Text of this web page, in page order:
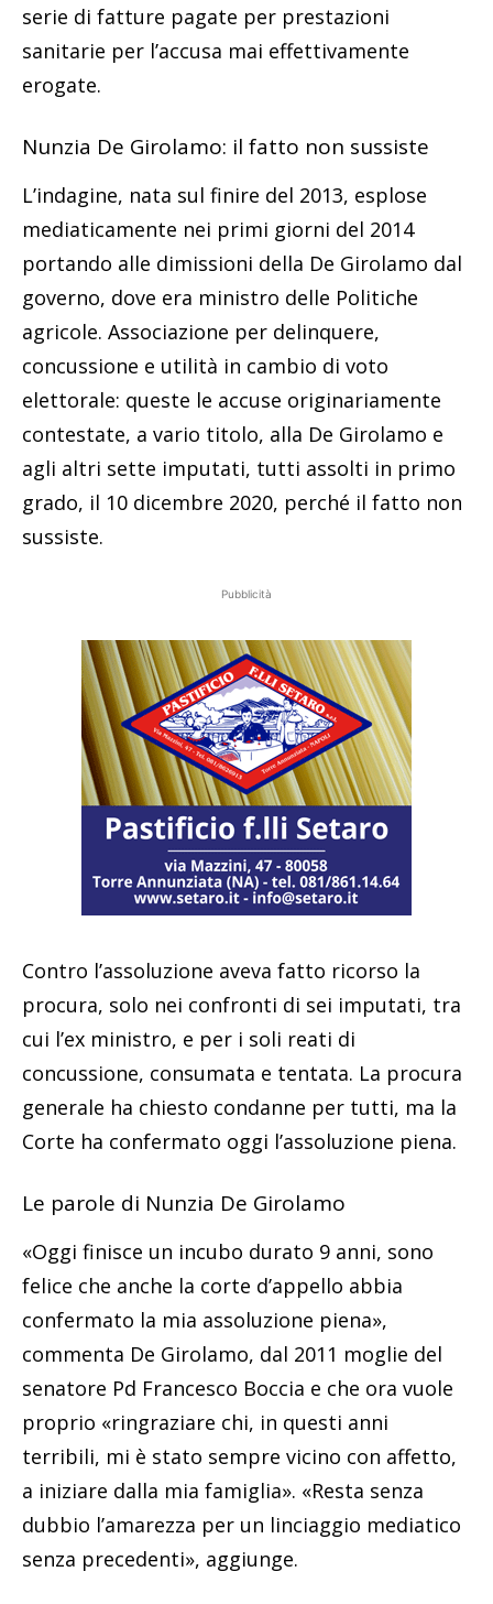
serie di fatture pagate per prestazioni
sanitarie per l’accusa mai effettivamente
erogate.
Nunzia De Girolamo: il fatto non sussiste
L’indagine, nata sul finire del 2013, esplose
mediaticamente nei primi giorni del 2014
portando alle dimissioni della De Girolamo dal
governo, dove era ministro delle Politiche
agricole. Associazione per delinquere,
concussione e utilità in cambio di voto
elettorale: queste le accuse originariamente
contestate, a vario titolo, alla De Girolamo e
agli altri sette imputati, tutti assolti in primo
grado, il 10 dicembre 2020, perché il fatto non
sussiste.
Pubblicità
Contro l’assoluzione aveva fatto ricorso la
procura, solo nei confronti di sei imputati, tra
cui l’ex ministro, e per i soli reati di
concussione, consumata e tentata. La procura
generale ha chiesto condanne per tutti, ma la
Corte ha confermato oggi l’assoluzione piena.
Le parole di Nunzia De Girolamo
«Oggi finisce un incubo durato 9 anni, sono
felice che anche la corte d’appello abbia
confermato la mia assoluzione piena»,
commenta De Girolamo, dal 2011 moglie del
senatore Pd Francesco Boccia e che ora vuole
proprio «ringraziare chi, in questi anni
terribili, mi è stato sempre vicino con affetto,
a iniziare dalla mia famiglia». «Resta senza
dubbio l’amarezza per un linciaggio mediatico
senza precedenti», aggiunge.